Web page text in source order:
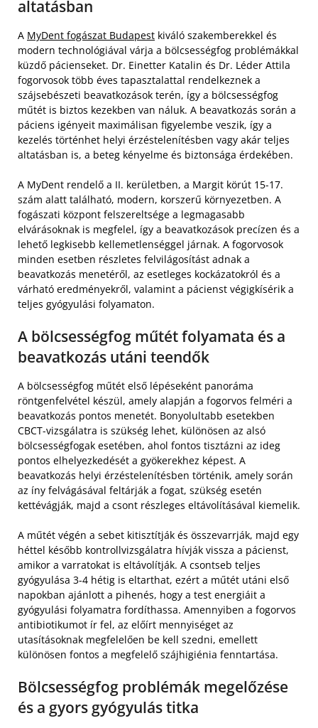
altatásban
A MyDent fogászat Budapest kiváló szakemberekkel és
modern technológiával várja a bölcsességfog problémákkal
küzdő pácienseket. Dr. Einetter Katalin és Dr. Léder Attila
fogorvosok több éves tapasztalattal rendelkeznek a
szájsebészeti beavatkozások terén, így a bölcsességfog
műtét is biztos kezekben van náluk. A beavatkozás során a
páciens igényeit maximálisan figyelembe veszik, így a
kezelés történhet helyi érzéstelenítésben vagy akár teljes
altatásban is, a beteg kényelme és biztonsága érdekében.
A MyDent rendelő a II. kerületben, a Margit körút 15-17.
szám alatt található, modern, korszerű környezetben. A
fogászati központ felszereltsége a legmagasabb
elvárásoknak is megfelel, így a beavatkozások precízen és a
lehető legkisebb kellemetlenséggel járnak. A fogorvosok
minden esetben részletes felvilágosítást adnak a
beavatkozás menetéről, az esetleges kockázatokról és a
várható eredményekről, valamint a pácienst végigkísérik a
teljes gyógyulási folyamaton.
A bölcsességfog műtét folyamata és a
beavatkozás utáni teendők
A bölcsességfog műtét első lépéseként panoráma
röntgenfelvétel készül, amely alapján a fogorvos felméri a
beavatkozás pontos menetét. Bonyolultabb esetekben
CBCT-vizsgálatra is szükség lehet, különösen az alsó
bölcsességfogak esetében, ahol fontos tisztázni az ideg
pontos elhelyezkedését a gyökerekhez képest. A
beavatkozás helyi érzéstelenítésben történik, amely során
az íny felvágásával feltárják a fogat, szükség esetén
kettévágják, majd a csont részleges eltávolításával kiemelik.
A műtét végén a sebet kitisztítják és összevarrják, majd egy
héttel később kontrollvizsgálatra hívják vissza a pácienst,
amikor a varratokat is eltávolítják. A csontseb teljes
gyógyulása 3-4 hétig is eltarthat, ezért a műtét utáni első
napokban ajánlott a pihenés, hogy a test energiáit a
gyógyulási folyamatra fordíthassa. Amennyiben a fogorvos
antibiotikumot ír fel, az előírt mennyiséget az
utasításoknak megfelelően be kell szedni, emellett
különösen fontos a megfelelő szájhigiénia fenntartása.
Bölcsességfog problémák megelőzése
és a gyors gyógyulás titka